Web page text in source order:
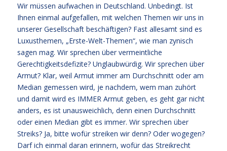
Wir müssen aufwachen in Deutschland. Unbedingt. Ist
Ihnen einmal aufgefallen, mit welchen Themen wir uns in
unserer Gesellschaft beschäftigen? Fast allesamt sind es
Luxusthemen, „Erste-Welt-Themen“, wie man zynisch
sagen mag. Wir sprechen über vermeintliche
Gerechtigkeitsdefizite? Unglaubwürdig. Wir sprechen über
Armut? Klar, weil Armut immer am Durchschnitt oder am
Median gemessen wird, je nachdem, wem man zuhört
und damit wird es IMMER Armut geben, es geht gar nicht
anders, es ist unausweichlich, denn einen Durchschnitt
oder einen Median gibt es immer. Wir sprechen über
Streiks? Ja, bitte wofür streiken wir denn? Oder wogegen?
Darf ich einmal daran erinnern, wofür das Streikrecht